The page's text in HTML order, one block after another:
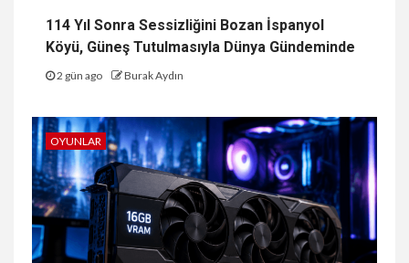
114 Yıl Sonra Sessizliğini Bozan İspanyol
Köyü, Güneş Tutulmasıyla Dünya Gündeminde
2 gün ago Burak Aydın
OYUNLAR